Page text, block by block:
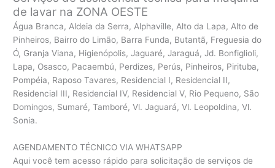
de lavar na ZONA OESTE
Água Branca, Aldeia da Serra, Alphaville, Alto da Lapa, Alto de
Pinheiros, Bairro do Limão, Barra Funda, Butantã, Freguesia do
Ó, Granja Viana, Higienópolis, Jaguaré, Jaraguá, Jd. Bonfiglioli,
Lapa, Osasco, Pacaembú, Perdizes, Perús, Pinheiros, Pirituba,
Pompéia, Raposo Tavares, Residencial I, Residencial II,
Residencial III, Residencial IV, Residencial V, Rio Pequeno, São
Domingos, Sumaré, Tamboré, Vl. Jaguará, Vl. Leopoldina, Vl.
Sonia.
AGENDAMENTO TÉCNICO VIA WHATSAPP
Aqui você tem acesso rápido para solicitação de serviços de